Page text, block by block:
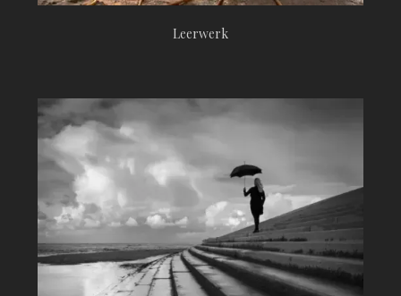
Leerwerk